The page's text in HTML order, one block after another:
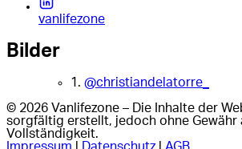
vanlifezone
Bilder
1. @christiandelatorre_
© 2026 Vanlifezone – Die Inhalte der
sorgfältig erstellt, jedoch ohne Gewähr
Vollständigkeit.